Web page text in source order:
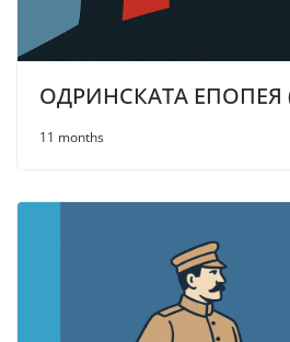
ОДРИНСКАТА ЕПОПЕЯ
11 months